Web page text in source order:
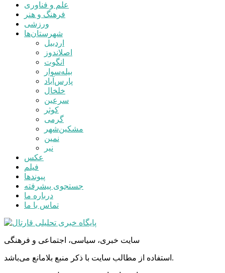
علم و فناوری
فرهنگ و هنر
ورزشی
شهرستان‌ها
اردبیل
اصلاندوز
انگوت
بیله‌سوار
پارس‌آباد
خلخال
سرعین
کوثر
گرمی
مشکین‌شهر
نمین
نیر
عکس
فیلم
پیوندها
جستجوی پیشرفته
درباره ما
تماس با ما
سایت خبری، سیاسی، اجتماعی و فرهنگی
استفاده از مطالب سایت با ذکر منبع بلامانع می‌باشد.